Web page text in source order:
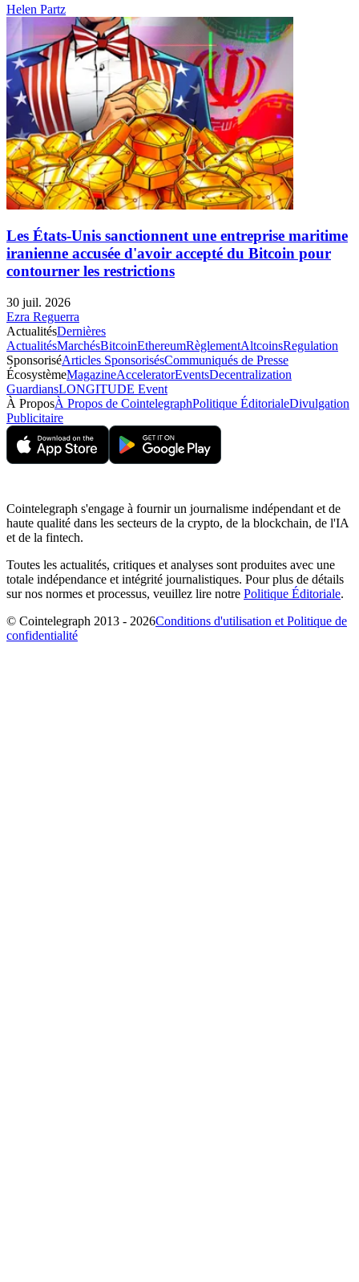
Helen Partz
Les États-Unis sanctionnent une entreprise maritime
iranienne accusée d'avoir accepté du Bitcoin pour
contourner les restrictions
30 juil. 2026
Ezra Reguerra
ActualitésDernières
ActualitésMarchésBitcoinEthereumRèglementAltcoinsRegulation
SponsoriséArticles SponsorisésCommuniqués de Presse
ÉcosystèmeMagazineAcceleratorEventsDecentralization
GuardiansLONGITUDE Event
À ProposÀ Propos de CointelegraphPolitique ÉditorialeDivulgation
Publicitaire
Cointelegraph s'engage à fournir un journalisme indépendant et de
haute qualité dans les secteurs de la crypto, de la blockchain, de l'IA
et de la fintech.
Toutes les actualités, critiques et analyses sont produites avec une
totale indépendance et intégrité journalistiques. Pour plus de détails
sur nos normes et processus, veuillez lire notre Politique Éditoriale.
© Cointelegraph 2013 - 2026Conditions d'utilisation et Politique de
confidentialité